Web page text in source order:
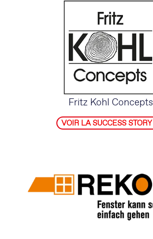
Fritz Kohl Concepts
VOIR LA SUCCESS STORY